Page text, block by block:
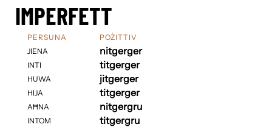
IMPERFETT
PERSUNA
JIENA
INTI
HUWA
HIJA
AĦNA
INTOM
POŻITTIV
nitgerger
titgerger
jitgerger
titgerger
nitgergru
titgergru